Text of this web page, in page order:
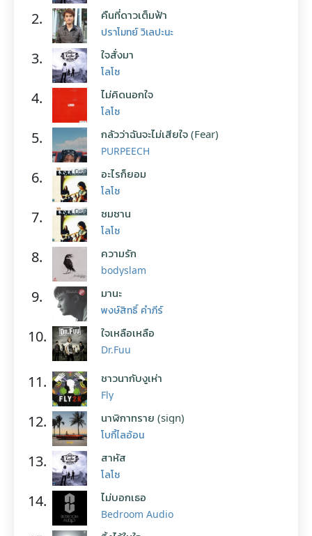
2. คืนที่ดาวเต็มฟ้า
ปราโมทย์ วิเลปะนะ
3. ใจสั่งมา
โลโซ
4. ไม่คิดนอกใจ
โลโซ
5. กลัวว่าฉันจะไม่เสียใจ (Fear)
PURPEECH
6. อะไรก็ยอม
โลโซ
7. ซมซาน
โลโซ
8. ความรัก
bodyslam
9. มานะ
พงษ์สิทธิ์ คำภีร์
10. ใจเหลือเหลือ
Dr.Fuu
11. ชาวนากับงูเห่า
Fly
12. นาฬิกาทราย (sign)
โบกี้ไลอ้อน
13. สาหัส
โลโซ
14. ไม่บอกเธอ
Bedroom Audio